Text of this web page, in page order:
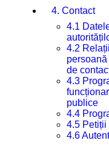
4. Contact
4.1
4.2
de
4.3
publice
4.4
4.5 Petiții
4.6